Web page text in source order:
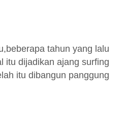
tahun yang lalu
itu dijadikan ajang surfing
itu dibangun panggung